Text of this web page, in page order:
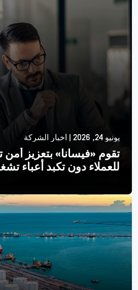
يونيو 24, 2026 | أخبار الشركة
تقوم «فيسانا» بتعزيز
للعملاء دون تكبد أعباء
اقرأ أكثر